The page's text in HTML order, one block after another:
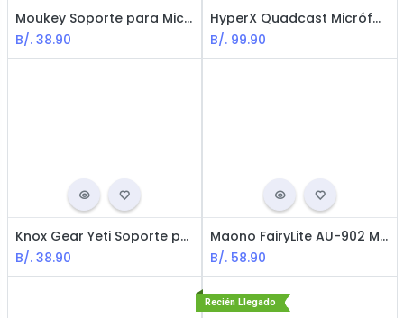
Moukey Soporte para Micrófono / Yeti / Yeti Pro / Yeticaster / Snowball iCE / Negro
B/. 38.90
HyperX Quadcast Micrófono USB - USB PC, PS4, MAC / Negro
B/. 99.90
Knox Gear Yeti Soporte para Micrófono - Negro
B/. 38.90
Maono FairyLite AU-902 Micrófono Podcast / USB / Negro
B/. 58.90
Recién Llegado